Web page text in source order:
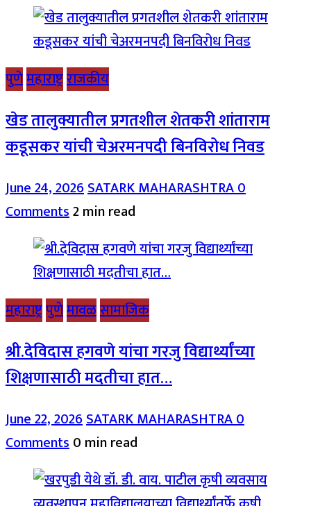
पुणेमहाराष्ट्रराजकीय
खेड तालुक्यातील प्रगतशील शेतकरी शांताराम
कडूसकर यांची चेअरमनपदी बिनविरोध निवड
June 24, 2026SATARK MAHARASHTRA0
Comments2 min read
महाराष्ट्रपुणेमावळसामाजिक
श्री.देविदास हगवणे यांचा गरजु विद्यार्थ्यांच्या
शिक्षणासाठी मदतीचा हात…
June 22, 2026SATARK MAHARASHTRA0
Comments0 min read